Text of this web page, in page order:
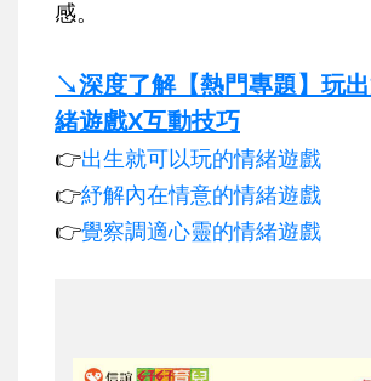
感。
↘深度了解【熱門專題】玩
緒遊戲X互動技巧
👉出生就可以玩的情緒遊戲
👉紓解內在情意的情緒遊戲
👉覺察調適心靈的情緒遊戲